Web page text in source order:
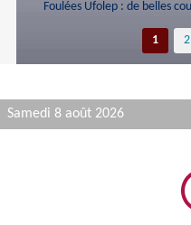
Foulées Ufolep : de belles
1 2
Samedi 8 août 2026